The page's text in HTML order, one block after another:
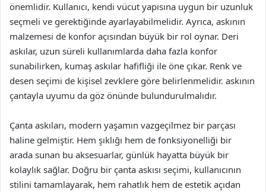
önemlidir. Kullanıcı, kendi vücut yapısına uygun bir uzunluk
seçmeli ve gerektiğinde ayarlayabilmelidir. Ayrıca, askının
malzemesi de konfor açısından büyük bir rol oynar. Deri
askılar, uzun süreli kullanımlarda daha fazla konfor
sunabilirken, kumaş askılar hafifliği ile öne çıkar. Renk ve
desen seçimi de kişisel zevklere göre belirlenmelidir. askının
çantayla uyumu da göz önünde bulundurulmalıdır.
Çanta askıları, modern yaşamın vazgeçilmez bir parçası
haline gelmiştir. Hem şıklığı hem de fonksiyonelliği bir
arada sunan bu aksesuarlar, günlük hayatta büyük bir
kolaylık sağlar. Doğru bir çanta askısı seçimi, kullanıcının
stilini tamamlayarak, hem rahatlık hem de estetik açıdan